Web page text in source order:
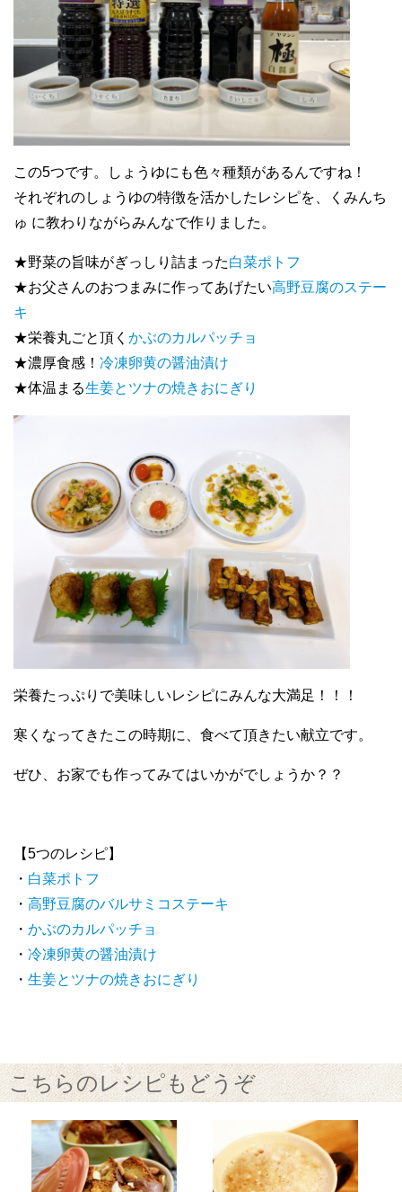
この5つです。しょうゆにも色々種類があるんですね！
それぞれのしょうゆの特徴を活かしたレシピを、くみんち
ゅ に教わりながらみんなで作りました。
★野菜の旨味がぎっしり詰まった白菜ポトフ
★お父さんのおつまみに作ってあげたい高野豆腐のステー
キ
★栄養丸ごと頂く かぶのカルパッチョ
★濃厚食感！ 冷凍卵黄の醤油漬け
★体温まる生姜とツナの焼きおにぎり
栄養たっぷりで美味しいレシピにみんな大満足！！！
寒くなってきたこの時期に、食べて頂きたい献立です。
ぜひ、お家でも作ってみてはいかがでしょうか？？
【5つのレシピ】
・ 白菜ポトフ
・ 高野豆腐のバルサミコステーキ
・ かぶのカルパッチョ
・ 冷凍卵黄の醤油漬け
・ 生姜とツナの焼きおにぎり
こちらのレシピもどうぞ